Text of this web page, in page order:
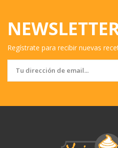
Regístrate para recibir nuevas